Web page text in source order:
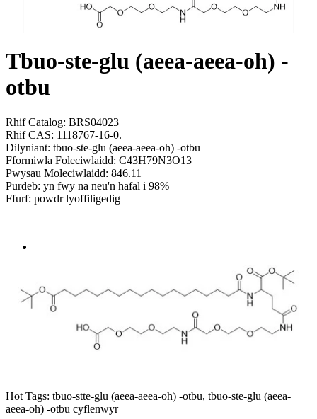
Tbuo-ste-glu (aeea-aeea-oh) -
otbu
Rhif Catalog: BRS04023
Rhif CAS: 1118767-16-0.
Dilyniant: tbuo-ste-glu (aeea-aeea-oh) -otbu
Fformiwla Foleciwlaidd: C43H79N3O13
Pwysau Moleciwlaidd: 846.11
Purdeb: yn fwy na neu'n hafal i 98%
Ffurf: powdr lyoffiligedig
Hot Tags: tbuo-stte-glu (aeea-aeea-oh) -otbu, tbuo-ste-glu (aeea-
aeea-oh) -otbu cyflenwyr